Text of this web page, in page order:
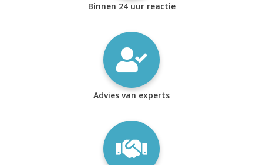
Binnen 24 uur reactie
Advies van experts